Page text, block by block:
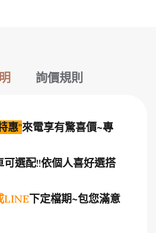
詢價規則
惠"來電享有驚喜價~專
可選配!!依個人喜好選搭
LINE下定檔期~包您滿意